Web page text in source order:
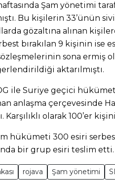
Şam yönetimi
Bu kişilerin 33’ünün
gözaltına alınan
bırakılan 9 kişinin ise
sona ermiş
aktarılmıştı.
ile Suriye geçici
anlaşma çerçevesinde
Karşılıklı olarak 100’er
hükümeti 300 esiri
bir grup esiri teslim etti.
rojava Şam yönetimi